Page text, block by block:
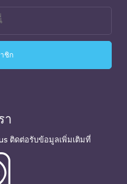
า
ติดต่อรับข้อมูลเพิ่มเติมที่